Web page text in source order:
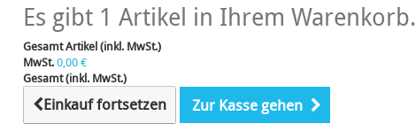
Es gibt 1 Artikel in Ihrem Warenkorb.
Gesamt Artikel (inkl. MwSt.)
MwSt.0,00 €
Gesamt (inkl. MwSt.)
Einkauf fortsetzen Zur Kasse gehen